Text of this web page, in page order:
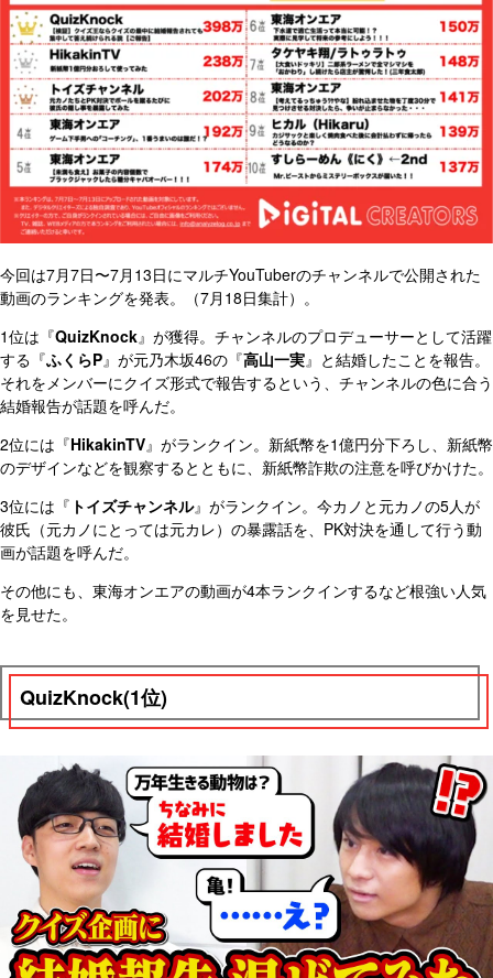
今回は7月7日〜7月13日にマルチYouTuberのチャンネルで公開された
動画のランキングを発表。（7月18日集計）。
1位は『QuizKnock』が獲得。チャンネルのプロデューサーとして活躍
する『ふくらP』が元乃木坂46の『高山一実』と結婚したことを報告。
それをメンバーにクイズ形式で報告するという、チャンネルの色に合う
結婚報告が話題を呼んだ。
2位には『HikakinTV』がランクイン。新紙幣を1億円分下ろし、新紙幣
のデザインなどを観察するとともに、新紙幣詐欺の注意を呼びかけた。
3位には『 トイズチャンネル』がランクイン。今カノと元カノの5人が
彼氏（元カノにとっては元カレ）の暴露話を、PK対決を通して行う動
画が話題を呼んだ。
その他にも、東海オンエアの動画が4本ランクインするなど根強い人気
を見せた。
QuizKnock(1位)